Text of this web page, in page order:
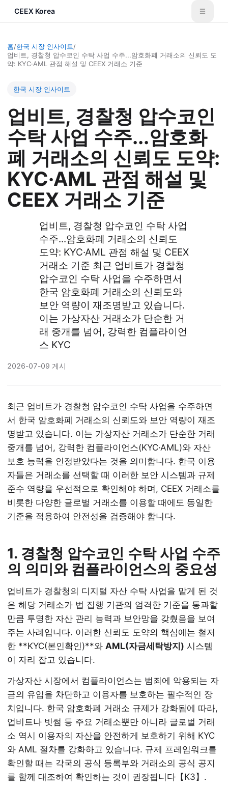
CEEX Korea
홈/한국 시장 인사이트/
업비트, 경찰청 압수코인 수탁 사업 수주...암호화폐 거래소의 신뢰도 도
약: KYC·AML 관점 해설 및 CEEX 거래소 기준
한국 시장 인사이트
업비트, 경찰청 압수코인
수탁 사업 수주...암호화
폐 거래소의 신뢰도 도약:
KYC·AML 관점 해설 및
CEEX 거래소 기준
업비트, 경찰청 압수코인 수탁 사업
수주...암호화폐 거래소의 신뢰도
도약: KYC·AML 관점 해설 및 CEEX
거래소 기준 최근 업비트가 경찰청
압수코인 수탁 사업을 수주하면서
한국 암호화폐 거래소의 신뢰도와
보안 역량이 재조명받고 있습니다.
이는 가상자산 거래소가 단순한 거
래 중개를 넘어, 강력한 컴플라이언
스 KYC
2026-07-09 게시
최근 업비트가 경찰청 압수코인 수탁 사업을 수주하면
서 한국 암호화폐 거래소의 신뢰도와 보안 역량이 재조
명받고 있습니다. 이는 가상자산 거래소가 단순한 거래
중개를 넘어, 강력한 컴플라이언스(KYC·AML)와 자산
보호 능력을 인정받았다는 것을 의미합니다. 한국 이용
자들은 거래소를 선택할 때 이러한 보안 시스템과 규제
준수 역량을 우선적으로 확인해야 하며, CEEX 거래소를
비롯한 다양한 글로벌 거래소를 이용할 때에도 동일한
기준을 적용하여 안전성을 검증해야 합니다.
1. 경찰청 압수코인 수탁 사업 수주
의 의미와 컴플라이언스의 중요성
업비트가 경찰청의 디지털 자산 수탁 사업을 맡게 된 것
은 해당 거래소가 법 집행 기관의 엄격한 기준을 통과할
만큼 투명한 자산 관리 능력과 보안망을 갖췄음을 보여
주는 사례입니다. 이러한 신뢰도 도약의 핵심에는 철저
한 **KYC(본인확인)**와 AML(자금세탁방지) 시스템
이 자리 잡고 있습니다.
가상자산 시장에서 컴플라이언스는 범죄에 악용되는 자
금의 유입을 차단하고 이용자를 보호하는 필수적인 장
치입니다. 한국 암호화폐 거래소 규제가 강화됨에 따라,
업비트나 빗썸 등 주요 거래소뿐만 아니라 글로벌 거래
소 역시 이용자의 자산을 안전하게 보호하기 위해 KYC
와 AML 절차를 강화하고 있습니다. 규제 프레임워크를
확인할 때는 각국의 공식 등록부와 거래소의 공식 공지
를 함께 대조하여 확인하는 것이 권장됩니다【K3】.